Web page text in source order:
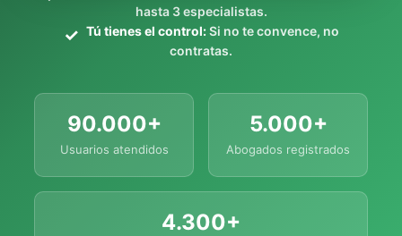
hasta 3 especialistas.
Tú tienes el control:Si no te convence, no
contratas.
90.000+
Usuarios atendidos
5.000+
Abogados registrados
4.300+